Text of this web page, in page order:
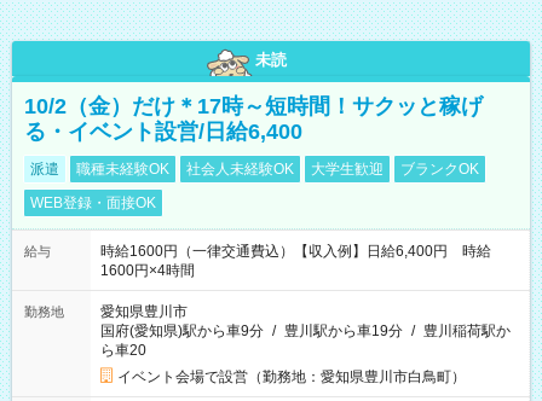
未読
10/2（金）だけ＊17時～短時間！サクッと稼げ
る・イベント設営/日給6,400
派遣 職種未経験OK 社会人未経験OK 大学生歓迎
ブランクOK
WEB登録・面接OK
給与
時給1600円（一律交通費込）【収入例】日給6,400円 時給
1600円×4時間
勤務地
愛知県豊川市
国府(愛知県)駅から車9分 / 豊川駅から車19分 / 豊川稲荷駅か
ら車20
イベント会場で設営（勤務地：愛知県豊川市白鳥町）